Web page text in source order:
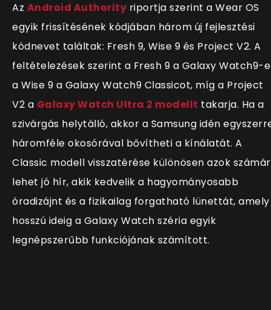
Az Android Authority riportja szerint a Wear OS
egyik frissítésének kódjában három új fejlesztési
kódnevet találtak: Fresh 9, Wise 9 és Project V2. A
feltételezések szerint a Fresh 9 a Galaxy Watch9-
a Wise 9 a Galaxy Watch9 Classicot, míg a Project
V2 a Galaxy Watch Ultra 2 modellt takarja. Ha a
szivárgás helytálló, akkor a Samsung idén
háromféle okosórával bővítheti a kínálatát. A
Classic modell visszatérése különösen azok
lehet jó hír, akik kedvelik a hagyományosabb
óradizájnt és a fizikailag forgatható lünettát, amely
hosszú ideig a Galaxy Watch széria egyik
legnépszerűbb funkciójának számított.